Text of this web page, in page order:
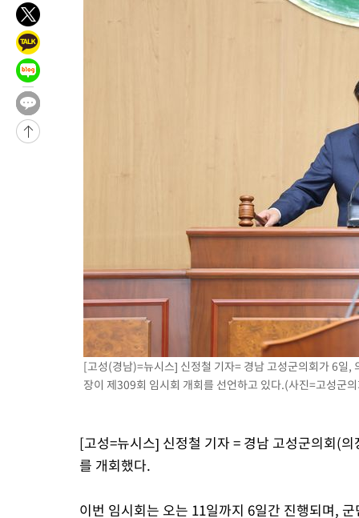
-31760초 전 >
[속보]與 강원·TK 당원투표 합산 김민석 48.54%로 승리…정
44.40%
-31094초 전 >
44.53%
-30934초 전 >
[속보]與전대 권리당원투표…강원·경북 김민석, 대구 정청래
-30741초 전 >
[속보]與 당대표 경선, 경북 권리당원 투표 김민석 47.37%·정
45.71%
-30643초 전 >
[속보]與 당대표 경선, 대구 권리당원 투표 정청래 47.82%·김
46.35%
-30440초 전 >
[속보]與 당대표 경선, 강원 권리당원 투표 김민석 승리
득표
-28358초 전 >
"일본축구협회, 대한축구협회 성 접대 의혹 심판 조사"
[속보]장은수, KLPGA 제주삼다수 역전 우승…데뷔 10년 차에
"얼마나 더웠으면"…안동 물길공원서 헤엄친 구렁이 '소동'
손흥민, 68분 뛰고 2경기 침묵…LAFC, 톨루카에 1-0 승리(종
'2경기 연속 침묵' 손흥민, 톨루카전 68분만 뛰고 슈팅 0개
'여긴 20도, 저긴 50도'…열화상 카메라로 본 폭염 저감시설 '온
콜롬비아 신임 우파 대통령 취임 하루만에 차량폭탄 폭발 사건
튀르키예 외무장관, "메카 3국 방위협정은 이란이 목표 아냐 " 밝혀
이군이 불법 군시설 건설한 레바논 남부에서 레바논군 3명 폭발로
[속보]美중부 사령관, 이스라엘 긴급방문 다중화된 전선 상황 논의
美 국방부, 켄달 전 공군장관 보안허가 취소…“에어포스원 기밀정
“美 이란전 무기 소진…북한과 분쟁시 주한 미군 취약해질 수 있어”
[고성(경남)=뉴시스] 신정철 기자= 경남 고성군의회가 6일
장이 제309회 임시회 개회를 선언하고 있다.(사진=고성군
[고성=뉴시스] 신정철 기자 = 경남 고성군의회(
를 개회했다.
이번 임시회는 오는 11일까지 6일간 진행되며,